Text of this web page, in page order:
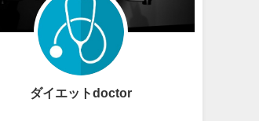
ダイエットdoctor